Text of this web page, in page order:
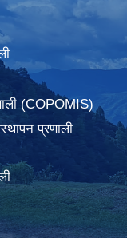
(COPOMIS)
प्रणाली